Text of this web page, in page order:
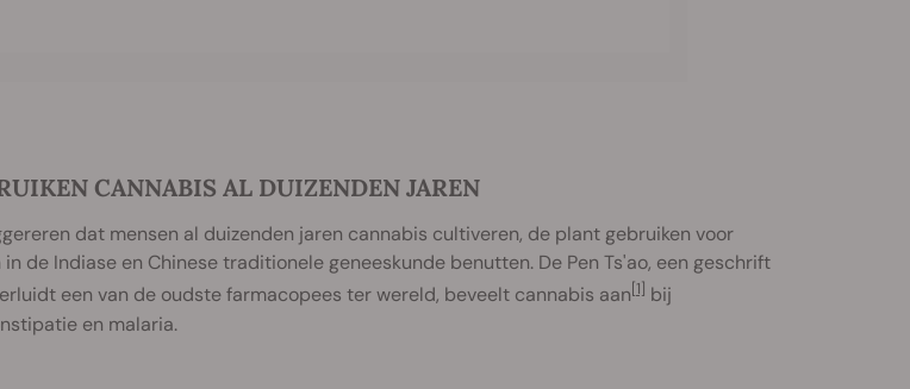
CANNABIS AL DUIZENDEN JAREN
dat mensen al duizenden jaren cannabis cultiveren, de plant gebruiken voor
de Indiase en Chinese traditionele geneeskunde benutten. De Pen Ts'ao, een geschrift
een van de oudste farmacopees ter wereld, beveelt cannabis aan[1] bij
en malaria.